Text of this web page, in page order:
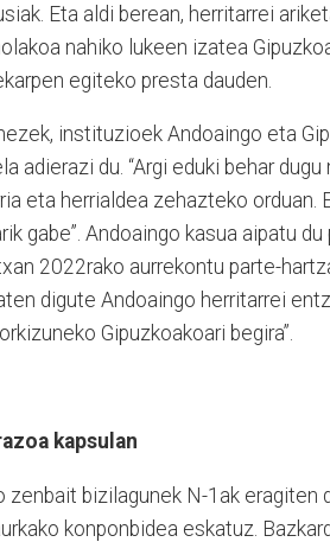
Eta aldi berean, herritarrei
nahiko lukeen izatea
egiteko presta dauden.
instituzioek Andoaingo eta
adierazi du. “Argi eduki behar
eta herrialdea zehazteko orduan.
gabe”. Andoaingo kasua aipatu
2022rako aurrekontu parte-
digute Andoaingo herritarrei
Gipuzkoakoari begira”.
kapsulan
zenbait bizilagunek N-1ak eragiten
konponbidea eskatuz.